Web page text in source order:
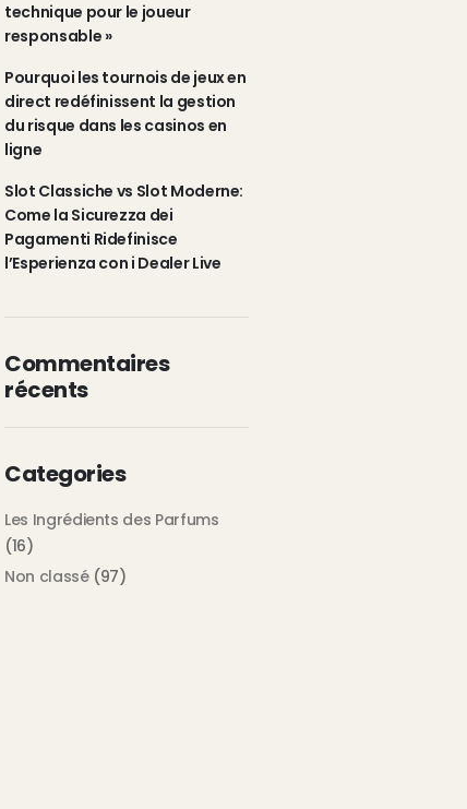
technique pour le joueur
responsable »
Pourquoi les tournois de jeux en
direct redéfinissent la gestion
du risque dans les casinos en
ligne
Slot Classiche vs Slot Moderne:
Come la Sicurezza dei
Pagamenti Ridefinisce
l’Esperienza con i Dealer Live
Commentaires
récents
Categories
Les Ingrédients des Parfums
(16)
Non classé(97)